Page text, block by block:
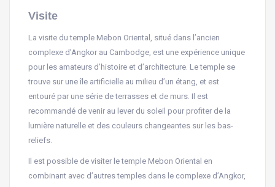
Visite
La visite du temple Mebon Oriental, situé dans l’ancien
complexe d’Angkor au Cambodge, est une expérience unique
pour les amateurs d’histoire et d’architecture. Le temple se
trouve sur une île artificielle au milieu d’un étang, et est
entouré par une série de terrasses et de murs. Il est
recommandé de venir au lever du soleil pour profiter de la
lumière naturelle et des couleurs changeantes sur les bas-
reliefs.
Il est possible de visiter le temple Mebon Oriental en
combinant avec d’autres temples dans le complexe d’Angkor,